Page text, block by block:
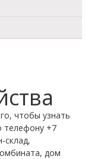
чтобы узнать
телефону +7
склад,
дом